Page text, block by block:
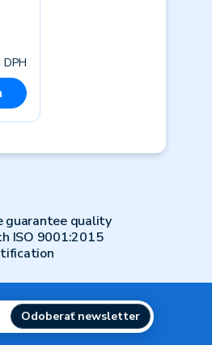
guarantee quality
ISO 9001:2015
Odoberať newsletter